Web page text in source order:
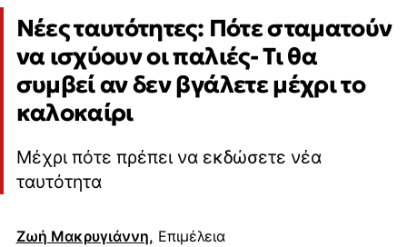
Νέες ταυτότητες: Πότε σταματούν
να ισχύουν οι παλιές- Τι θα
συμβεί αν δεν βγάλετε μέχρι το
καλοκαίρι
Μέχρι πότε πρέπει να εκδώσετε νέα
ταυτότητα
Ζωή Μακρυγιάννη, Επιμέλεια